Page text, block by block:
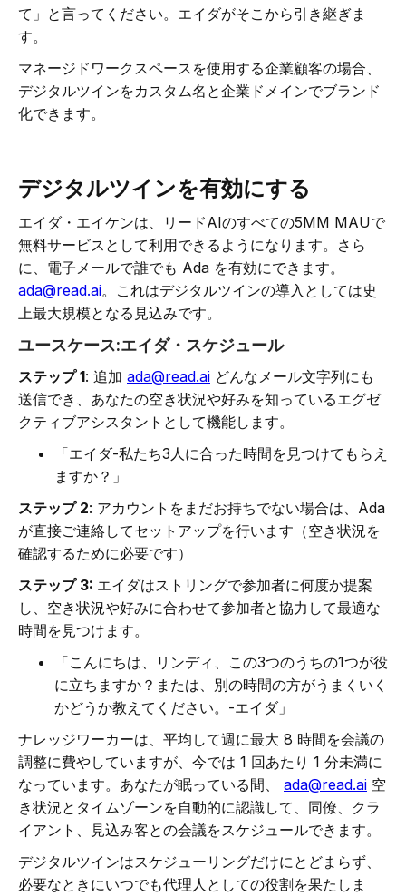
て」と言ってください。エイダがそこから引き継ぎま
す。
マネージドワークスペースを使用する企業顧客の場合、
デジタルツインをカスタム名と企業ドメインでブランド
化できます。
デジタルツインを有効にする
エイダ・エイケンは、リードAIのすべての5MM MAUで
無料サービスとして利用できるようになります。さら
に、電子メールで誰でも Ada を有効にできます。
ada@read.ai。これはデジタルツインの導入としては史
上最大規模となる見込みです。
ユースケース:エイダ・スケジュール
ステップ 1: 追加 ada@read.ai どんなメール文字列にも
送信でき、あなたの空き状況や好みを知っているエグゼ
クティブアシスタントとして機能します。
「エイダ-私たち3人に合った時間を見つけてもらえ
ますか？」
ステップ 2: アカウントをまだお持ちでない場合は、Ada
が直接ご連絡してセットアップを行います（空き状況を
確認するために必要です）
ステップ 3: エイダはストリングで参加者に何度か提案
し、空き状況や好みに合わせて参加者と協力して最適な
時間を見つけます。
「こんにちは、リンディ、この3つのうちの1つが役
に立ちますか？または、別の時間の方がうまくいく
かどうか教えてください。-エイダ」
ナレッジワーカーは、平均して週に最大 8 時間を会議の
調整に費やしていますが、今では 1 回あたり 1 分未満に
なっています。あなたが眠っている間、 ada@read.ai 空
き状況とタイムゾーンを自動的に認識して、同僚、クラ
イアント、見込み客との会議をスケジュールできます。
デジタルツインはスケジューリングだけにとどまらず、
必要なときにいつでも代理人としての役割を果たしま